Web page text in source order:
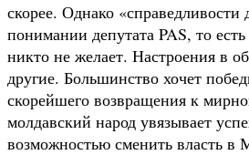
скорее. Однако
понимании депутата PAS, то
никто не желает. Настроения в
другие. Большинство хочет
скорейшего возвращения к
молдавский народ увязывает
возможностью сменить власть в